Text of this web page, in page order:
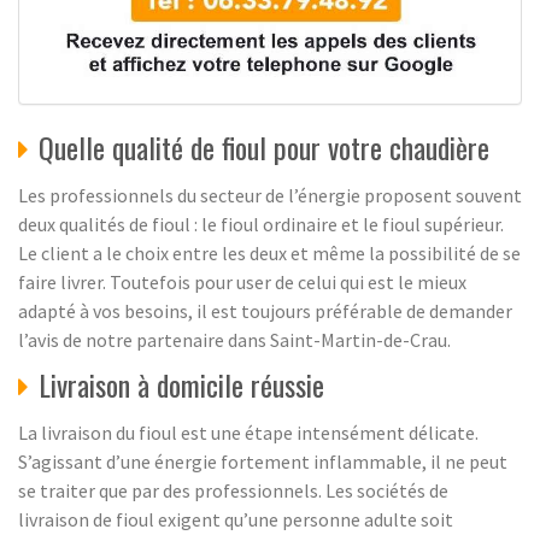
Quelle qualité de fioul pour votre chaudière
Les professionnels du secteur de l’énergie proposent souvent
deux qualités de fioul : le fioul ordinaire et le fioul supérieur.
Le client a le choix entre les deux et même la possibilité de se
faire livrer. Toutefois pour user de celui qui est le mieux
adapté à vos besoins, il est toujours préférable de demander
l’avis de notre partenaire dans Saint-Martin-de-Crau.
Livraison à domicile réussie
La livraison du fioul est une étape intensément délicate.
S’agissant d’une énergie fortement inflammable, il ne peut
se traiter que par des professionnels. Les sociétés de
livraison de fioul exigent qu’une personne adulte soit